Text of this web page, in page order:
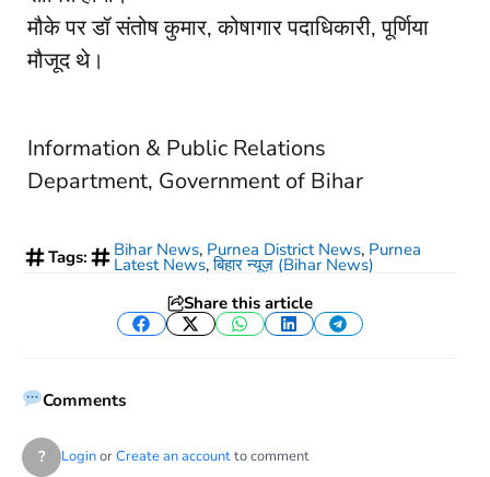
मौके पर डॉ संतोष कुमार, कोषागार पदाधिकारी, पूर्णिया
मौजूद थे।
Information & Public Relations
Department, Government of Bihar
Tags: Bihar News, Purnea District News, Purnea
Latest News,बिहार न्यूज़ (Bihar News)
Share this article
Facebook
TwitterWhatsApp
LinkedInTelegram
Comments
? LoginorCreate an accountto comment